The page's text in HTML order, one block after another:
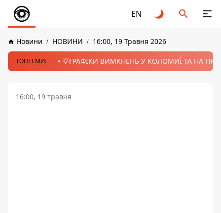
EN
Новини НОВИНИ 16:00, 19 Травня 2026
ТОПТЕМИ: 💡ГРАФІКИ ВИМКНЕНЬ У КОЛОМИЇ ТА НА
16:00, 19 травня